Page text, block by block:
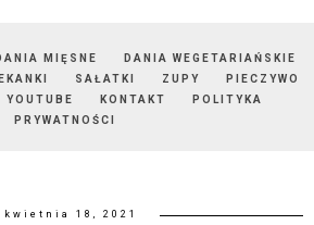
MIĘSNE
DANIA WEGETARIAŃSKIE
SAŁATKI ZUPY
PIECZYWO
YOUTUBE KONTAKT
POLITYKA
PRYWATNOŚCI
kwietnia 18, 2021